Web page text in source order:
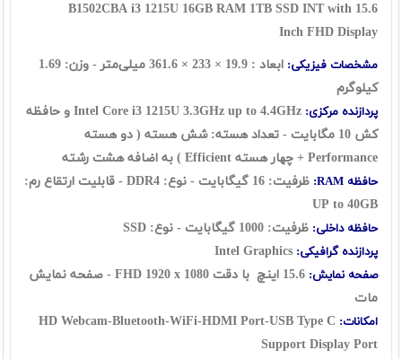
B1502CBA i3 1215U 16GB RAM 1TB SSD INT with 15.6
Inch FHD Display
مشخصات فیزیکی:
ابعاد : 19.9 × 233 × 361.6 میلی‌متر - وزن: 1.69
کیلوگرم
پردازنده مرکزی:
Intel Core i3 1215U 3.3GHz up to 4.4GHz و حافظه
کش 10 مگابایت - تعداد هسته: شش هسته (
دو هسته
Performance + چهار هسته Efficient
) به اضافه هشت رشته
حافظه RAM:
ظرفیت: 16 گیگابایت - نوع: DDR4 - قابلیت ارتقاع رم:
UP to 40GB
حافظه داخلی: ظرفیت: 1000 گیگابایت - نوع: SSD
پردازنده گرافیکی: Intel Graphics
صفحه نمایش: 1920 x 1080
- صفحه نمایش
مات
امکانات: HD Webcam-Bluetooth-WiFi-HDMI Port-USB Type C
Support Display Port